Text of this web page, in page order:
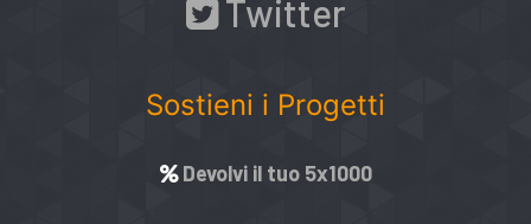
Twitter
Sostieni i Progetti
Devolvi il tuo 5x1000